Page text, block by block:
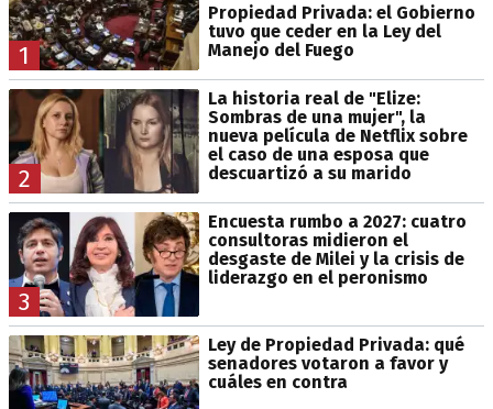
1
Propiedad Privada: el Gobierno
tuvo que ceder en la Ley del
Manejo del Fuego
2
La historia real de "Elize:
Sombras de una mujer", la
nueva película de Netflix sobre
el caso de una esposa que
descuartizó a su marido
3
Encuesta rumbo a 2027: cuatro
consultoras midieron el
desgaste de Milei y la crisis de
liderazgo en el peronismo
Ley de Propiedad Privada: qué
senadores votaron a favor y
cuáles en contra